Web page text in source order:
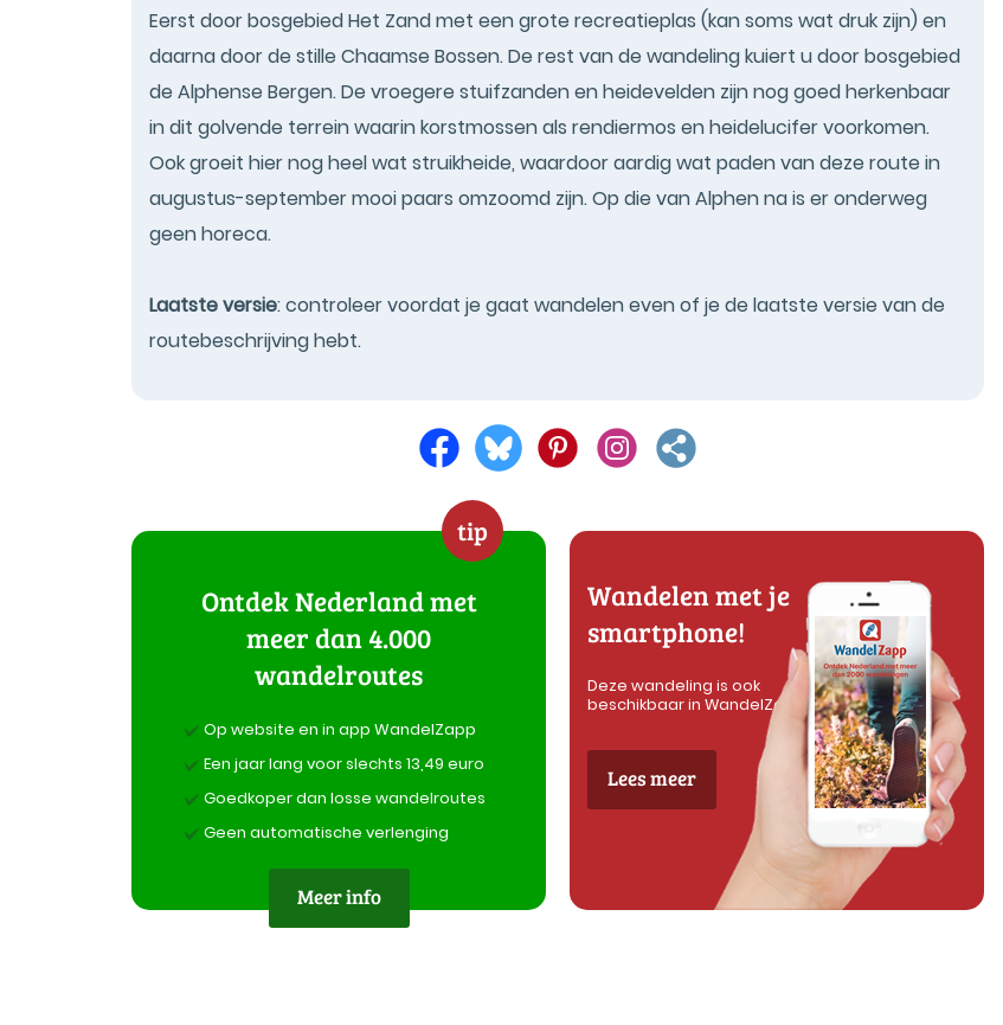
Eerst door bosgebied Het Zand met een grote recreatieplas (kan soms wat druk zijn) en
daarna door de stille Chaamse Bossen. De rest van de wandeling kuiert u door bosgebied
de Alphense Bergen. De vroegere stuifzanden en heidevelden zijn nog goed herkenbaar
in dit golvende terrein waarin korstmossen als rendiermos en heidelucifer voorkomen.
Ook groeit hier nog heel wat struikheide, waardoor aardig wat paden van deze route in
augustus-september mooi paars omzoomd zijn. Op die van Alphen na is er onderweg
geen horeca.
Laatste versie: controleer voordat je gaat wandelen even of je de laatste versie van de
routebeschrijving hebt.
tip
Ontdek Nederland met
meer dan 4.000
wandelroutes
Op website en in app WandelZapp
Een jaar lang voor slechts 13,49 euro
Goedkoper dan losse wandelroutes
Geen automatische verlenging
Meer info
Wandelen met je
smartphone!
Deze wandeling is ook
beschikbaar in WandelZapp
Lees meer